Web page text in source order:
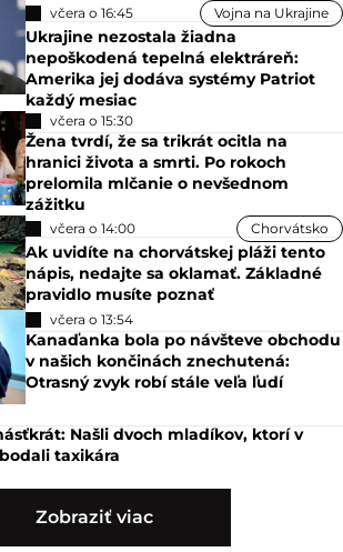
včera o 16:45 Vojna na Ukrajine
Ukrajine nezostala žiadna
nepoškodená tepelná elektráreň:
Amerika jej dodáva systémy Patriot
každý mesiac
včera o 15:30
Žena tvrdí, že sa trikrát ocitla na
hranici života a smrti. Po rokoch
prelomila mlčanie o nevšednom
zážitku
včera o 14:00 Chorvátsko
Ak uvidíte na chorvátskej pláži tento
nápis, nedajte sa oklamať. Základné
pravidlo musíte poznať
včera o 13:54
Kanaďanka bola po návšteve obchodu
v našich končinách znechutená:
Otrasný zvyk robí stále veľa ľudí
Našli dvoch mladíkov, ktorí v
taxikára
Zobraziť viac